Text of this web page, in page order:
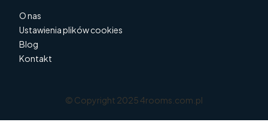
O nas
Ustawienia plików cookies
Blog
Kontakt
© Copyright 2025 4rooms.com.pl